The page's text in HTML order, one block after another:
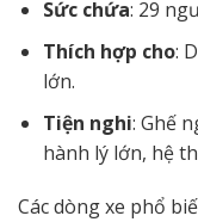
Sức chứa: 29
Thích hợp cho:
lớn.
Tiện nghi: Ghế
hành lý lớn, hệ
Các dòng xe phổ